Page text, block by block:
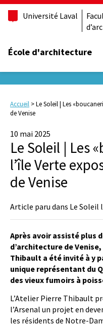
Université Laval
École d'architecture
Accueil >Le Soleil | Les
de Venise
10 mai 2025
Le Soleil | Les
l’île Verte
de Venise
Article paru dans Le Soleil
Après avoir assisté plus
d’architecture de
Thibault a été invité à y
unique représentant du
des vieux fumoirs à
L’Atelier Pierre Thibault
l’Arsenal un projet en
les résidents de Notre-